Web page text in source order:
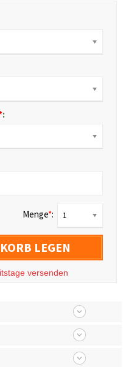
:
Menge*: 1
LEGEN
versenden